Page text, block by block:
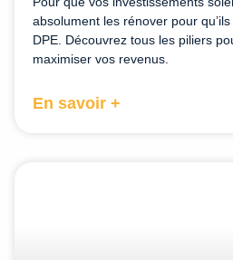
absolument les rénover pour
DPE. Découvrez tous les piliers
maximiser vos revenus.
En savoir +